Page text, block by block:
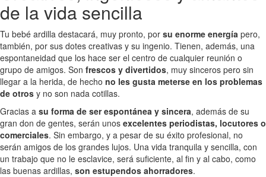
de la vida sencilla
Tu bebé ardilla destacará, muy pronto, por su enorme energía pero,
también, por sus dotes creativas y su ingenio. Tienen, además, una
espontaneidad que los hace ser el centro de cualquier reunión o
grupo de amigos. Son frescos y divertidos, muy sinceros pero sin
llegar a la herida, de hecho no les gusta meterse en los problemas
de otros y no son nada cotillas.
Gracias a su forma de ser espontánea y sincera, además de su
gran don de gentes, serán unos excelentes periodistas, locutores o
comerciales. Sin embargo, y a pesar de su éxito profesional, no
serán amigos de los grandes lujos. Una vida tranquila y sencilla, con
un trabajo que no le esclavice, será suficiente, al fin y al cabo, como
las buenas ardillas, son estupendos ahorradores.